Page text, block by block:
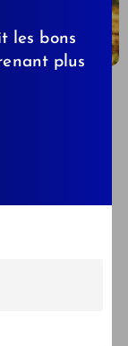
les bons
plus